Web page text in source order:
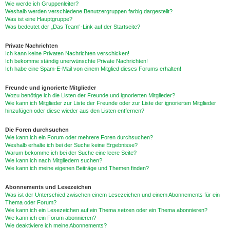
Wie werde ich Gruppenleiter?
Weshalb werden verschiedene Benutzergruppen farbig dargestellt?
Was ist eine Hauptgruppe?
Was bedeutet der „Das Team“-Link auf der Startseite?
Private Nachrichten
Ich kann keine Privaten Nachrichten verschicken!
Ich bekomme ständig unerwünschte Private Nachrichten!
Ich habe eine Spam-E-Mail von einem Mitglied dieses Forums erhalten!
Freunde und ignorierte Mitglieder
Wozu benötige ich die Listen der Freunde und ignorierten Mitglieder?
Wie kann ich Mitglieder zur Liste der Freunde oder zur Liste der ignorierten Mitglieder
hinzufügen oder diese wieder aus den Listen entfernen?
Die Foren durchsuchen
Wie kann ich ein Forum oder mehrere Foren durchsuchen?
Weshalb erhalte ich bei der Suche keine Ergebnisse?
Warum bekomme ich bei der Suche eine leere Seite?
Wie kann ich nach Mitgliedern suchen?
Wie kann ich meine eigenen Beiträge und Themen finden?
Abonnements und Lesezeichen
Was ist der Unterschied zwischen einem Lesezeichen und einem Abonnements für ein
Thema oder Forum?
Wie kann ich ein Lesezeichen auf ein Thema setzen oder ein Thema abonnieren?
Wie kann ich ein Forum abonnieren?
Wie deaktiviere ich meine Abonnements?